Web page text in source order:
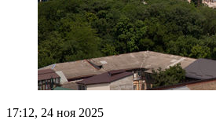
17:12, 24 ноя 2025